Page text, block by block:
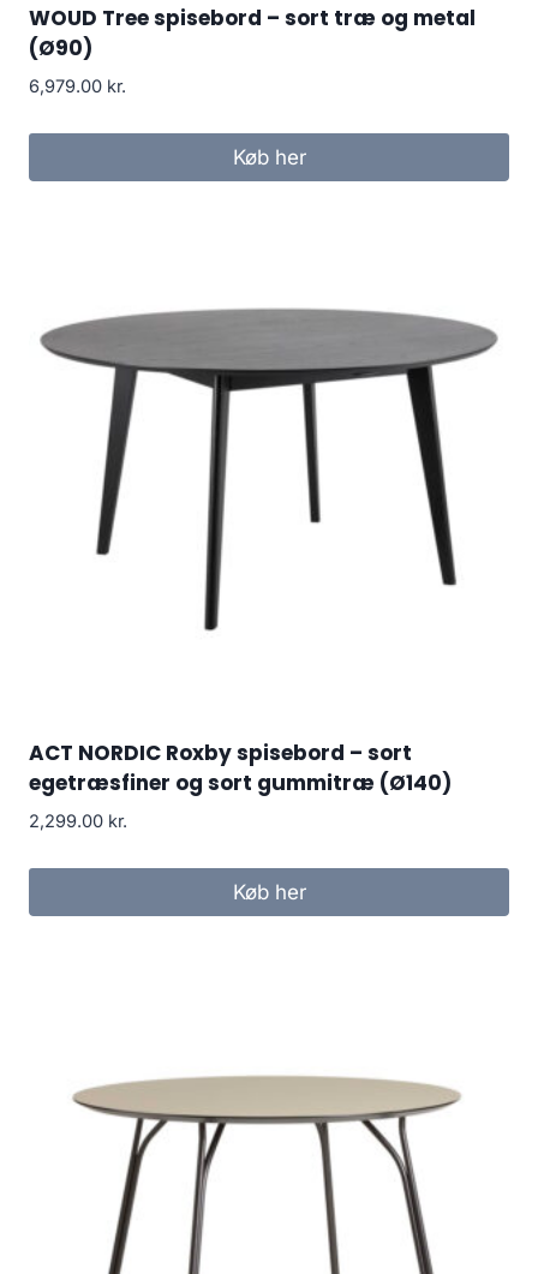
WOUD Tree spisebord – sort træ og metal
(Ø90)
6,979.00 kr.
Køb her
ACT NORDIC Roxby spisebord – sort
egetræsfiner og sort gummitræ (Ø140)
2,299.00 kr.
Køb her